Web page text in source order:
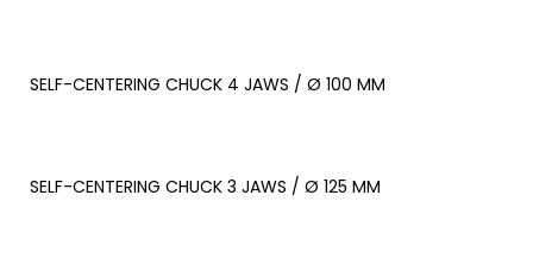
SELF-CENTERING CHUCK 4 JAWS / Ø 100 MM
SELF-CENTERING CHUCK 3 JAWS / Ø 125 MM